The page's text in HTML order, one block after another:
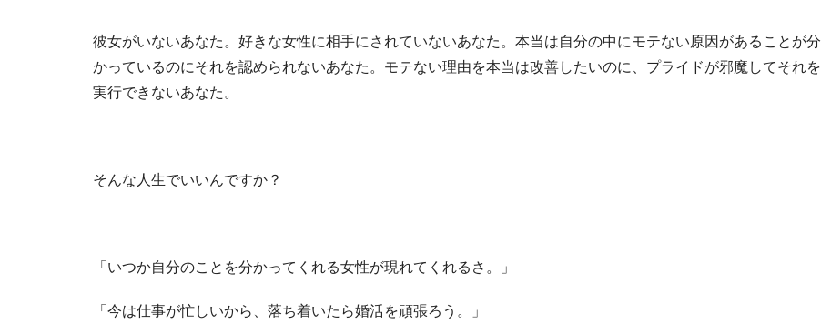
彼女がいないあなた。好きな女性に相手にされていないあなた。本当は自分の中にモテない原因があることが分
かっているのにそれを認められないあなた。モテない理由を本当は改善したいのに、プライドが邪魔してそれを
実行できないあなた。
そんな人生でいいんですか？
「いつか自分のことを分かってくれる女性が現れてくれるさ。」
「今は仕事が忙しいから、落ち着いたら婚活を頑張ろう。」